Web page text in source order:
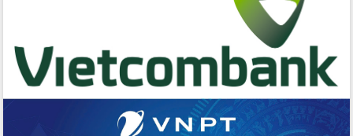
tâm đạt được mục tiêu tăng trưởng
hai con số trong năm 2026
Tổ chức trang trọng Lễ hội Đền thờ
Lương Văn Chánh năm 2026
Phó Bí thư Tỉnh ủy Đắk Lắk Đỗ Hữu